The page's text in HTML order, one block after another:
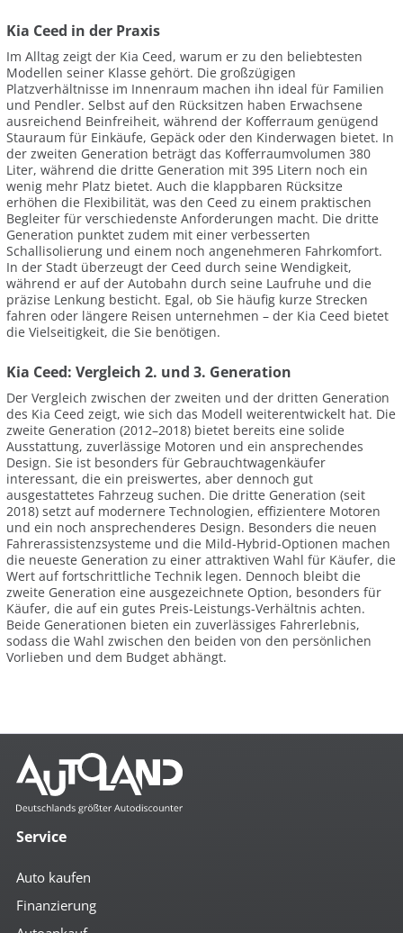
Kia Ceed in der Praxis
Im Alltag zeigt der Kia Ceed, warum er zu den beliebtesten
Modellen seiner Klasse gehört. Die großzügigen
Platzverhältnisse im Innenraum machen ihn ideal für Familien
und Pendler. Selbst auf den Rücksitzen haben Erwachsene
ausreichend Beinfreiheit, während der Kofferraum genügend
Stauraum für Einkäufe, Gepäck oder den Kinderwagen bietet. In
der zweiten Generation beträgt das Kofferraumvolumen 380
Liter, während die dritte Generation mit 395 Litern noch ein
wenig mehr Platz bietet. Auch die klappbaren Rücksitze
erhöhen die Flexibilität, was den Ceed zu einem praktischen
Begleiter für verschiedenste Anforderungen macht. Die dritte
Generation punktet zudem mit einer verbesserten
Schallisolierung und einem noch angenehmeren Fahrkomfort.
In der Stadt überzeugt der Ceed durch seine Wendigkeit,
während er auf der Autobahn durch seine Laufruhe und die
präzise Lenkung besticht. Egal, ob Sie häufig kurze Strecken
fahren oder längere Reisen unternehmen – der Kia Ceed bietet
die Vielseitigkeit, die Sie benötigen.
Kia Ceed: Vergleich 2. und 3. Generation
Der Vergleich zwischen der zweiten und der dritten Generation
des Kia Ceed zeigt, wie sich das Modell weiterentwickelt hat. Die
zweite Generation (2012–2018) bietet bereits eine solide
Ausstattung, zuverlässige Motoren und ein ansprechendes
Design. Sie ist besonders für Gebrauchtwagenkäufer
interessant, die ein preiswertes, aber dennoch gut
ausgestattetes Fahrzeug suchen. Die dritte Generation (seit
2018) setzt auf modernere Technologien, effizientere Motoren
und ein noch ansprechenderes Design. Besonders die neuen
Fahrerassistenzsysteme und die Mild-Hybrid-Optionen machen
die neueste Generation zu einer attraktiven Wahl für Käufer, die
Wert auf fortschrittliche Technik legen. Dennoch bleibt die
zweite Generation eine ausgezeichnete Option, besonders für
Käufer, die auf ein gutes Preis-Leistungs-Verhältnis achten.
Beide Generationen bieten ein zuverlässiges Fahrerlebnis,
sodass die Wahl zwischen den beiden von den persönlichen
Vorlieben und dem Budget abhängt.
Service
Auto kaufen
Finanzierung